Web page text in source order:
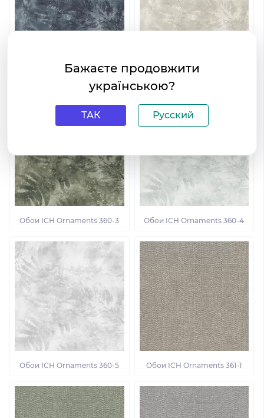
Обои ІСН Ornaments 360-2
Обои ІСН Ornaments 360-3 Обои ІСН Ornaments 360-4
Обои ІСН Ornaments 360-5 Обои ІСН Ornaments 361-1
Бажаєте продовжити
українською?
ТАК Русский